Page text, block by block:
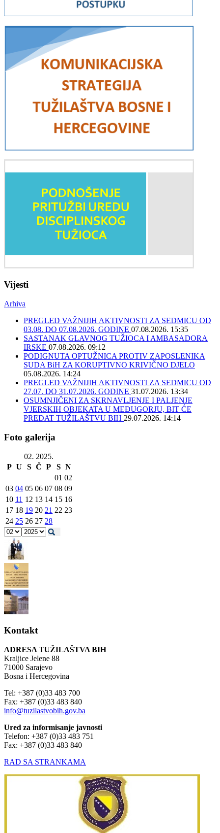
Vijesti
Arhiva
PREGLED VAŽNIJIH AKTIVNOSTI ZA SEDMICU OD
03.08. DO 07.08.2026. GODINE 07.08.2026. 15:35
SASTANAK GLAVNOG TUŽIOCA I AMBASADORA
IRSKE 07.08.2026. 09:12
PODIGNUTA OPTUŽNICA PROTIV ZAPOSLENIKA
SUDA BiH ZA KORUPTIVNO KRIVIČNO DJELO
05.08.2026. 14:24
PREGLED VAŽNIJIH AKTIVNOSTI ZA SEDMICU OD
27.07. DO 31.07.2026. GODINE 31.07.2026. 13:34
OSUMNJIČENI ZA SKRNAVLJENJE I PALJENJE
VJERSKIH OBJEKATA U MEĐUGORJU, BIT ĆE
PREDAT TUŽILAŠTVU BIH 29.07.2026. 14:14
Foto galerija
02. 2025.
P U S Č P S N
01 02
03 04 05 06 07 08 09
10 11 12 13 14 15 16
17 18 19 20 21 22 23
24 25 26 27 28
Kontakt
ADRESA TUŽILAŠTVA BIH
Kraljice Jelene 88
71000 Sarajevo
Bosna i Hercegovina
Tel: +387 (0)33 483 700
Fax: +387 (0)33 483 840
info@tuzilastvobih.gov.ba
Ured za informisanje javnosti
Telefon: +387 (0)33 483 751
Fax: +387 (0)33 483 840
RAD SA STRANKAMA